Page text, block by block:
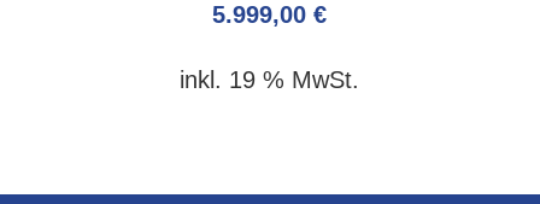
5.999,00€
inkl. 19 % MwSt.